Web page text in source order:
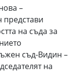
–
представи
на съда за
съд-Видин –
на